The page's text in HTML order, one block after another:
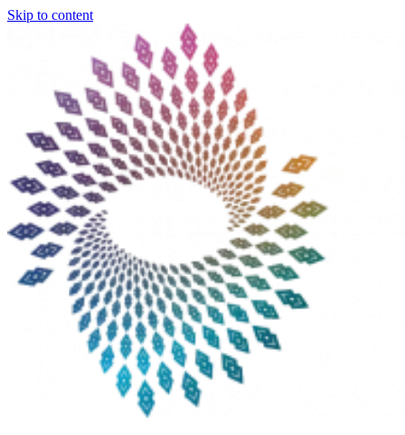
Skip to content